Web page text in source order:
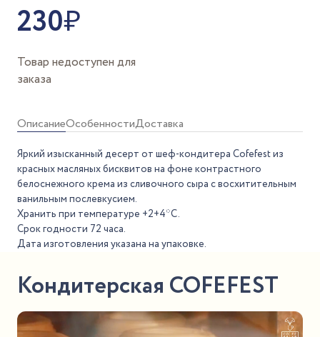
230₽
Товар недоступен для
заказа
ОписаниеОсобенностиДоставка
Яркий изысканный десерт от шеф-кондитера Cofefest из
красных масляных бисквитов на фоне контрастного
белоснежного крема из сливочного сыра с восхитительным
ванильным послевкусием.
Хранить при температуре +2+4*С.
Срок годности 72 часа.
Дата изготовления указана на упаковке.
Кондитерская COFEFEST